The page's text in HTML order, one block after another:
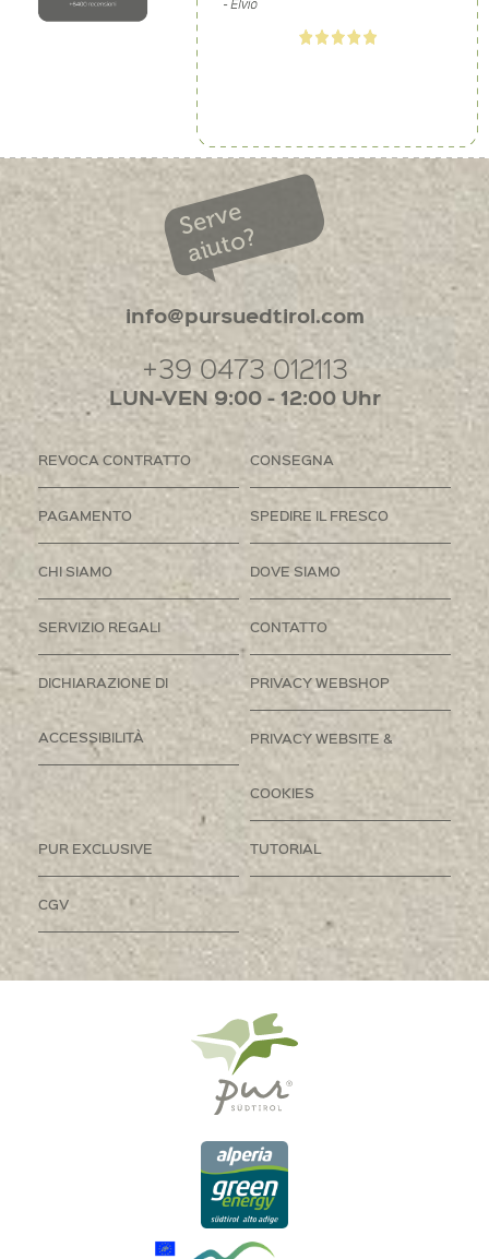
Serve
aiuto?
info@pursuedtirol.com
+39 0473 012113
LUN-VEN 9:00 - 12:00 Uhr
REVOCA CONTRATTO CONSEGNA
PAGAMENTO SPEDIRE IL FRESCO
CHI SIAMO DOVE SIAMO
SERVIZIO REGALI CONTATTO
DICHIARAZIONE DI
ACCESSIBILITÀ
PRIVACY WEBSHOP
PRIVACY WEBSITE &
COOKIES
PUR EXCLUSIVE TUTORIAL
CGV